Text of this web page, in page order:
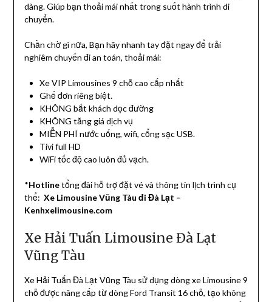
dàng. Giúp bạn thoải mái nhất trong suốt hành trình di
chuyển.
Chần chờ gì nữa, Bạn hãy nhanh tay đặt ngay để trải
nghiêm chuyến đi an toán, thoải mái:
Xe VIP Limousines 9 chỗ cao cấp nhất
Ghế đơn riêng biệt.
KHÔNG bắt khách dọc đường
KHÔNG tăng giá dịch vụ
MIỄN PHÍ nước uống, wifi, cổng sạc USB.
Tivi full HD
WiFi tốc độ cao luôn đủ vạch.
*Hotlinetổng đài hỗ trợ đặt vé và thông tin lịch trình cụ
thể: Xe Limousine Vũng Tàu đi Đà Lạt –
Kenhxelimousine.com
Xe Hải Tuấn Limousine Đà Lạt
Vũng Tàu
Xe Hải Tuấn Đà Lạt Vũng Tàu sử dụng dòng xe Limousine 9
chỗ được nâng cấp từ dòng Ford Transit 16 chỗ, tạo không